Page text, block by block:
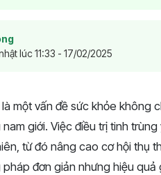
lúc 11:33 - 17/02/2025
một vấn đề sức khỏe không
giới. Việc điều trị tinh
từ đó nâng cao cơ hội thụ
đơn giản nhưng hiệu